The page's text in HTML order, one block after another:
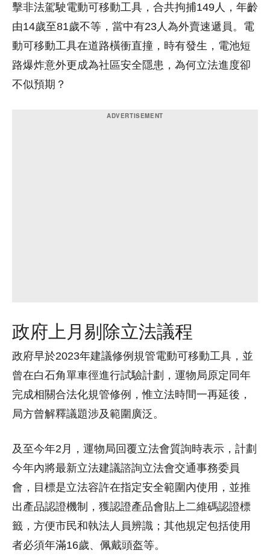
擊非法駕駛電動可移動工具，合共拘捕149人，年齡
由14歲至81歲不等，當中有23人為外賣速遞員。電
動可移動工具在道路橫衝直撞，時有發生，電池短
路爆炸意外更成為社區安全隱患，為何立法進度卻
不似預期？
政府上月剔除立法議程
政府早於2023年建議修例規管電動可移動工具，並
曾在白石角單車徑進行試驗計劃，運物局原定同年
完成相關合法化規管修例，惟立法時間一再延後，
局方曾解釋議題涉及範圍廣泛。
及至今年2月，運物局回覆立法會質詢時表示，計劃
今年內將最新立法建議諮詢立法會交通事務委員
會，目標是立法容許在指定安全範圍內使用，並推
出產品認證機制，獲認證產品會貼上二維碼認證標
籤，方便市民和執法人員辨識；其他規定包括使用
者必須年滿16歲、佩戴頭盔等。